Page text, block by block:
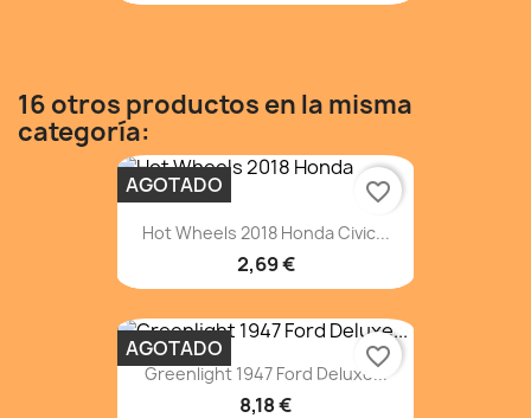
16 otros productos en la misma
categoría:
Hot Wheels 2018 Honda Civic...
2,69 €
AGOTADO favorite_border
Greenlight 1947 Ford Deluxe...
8,18 €
AGOTADO favorite_border